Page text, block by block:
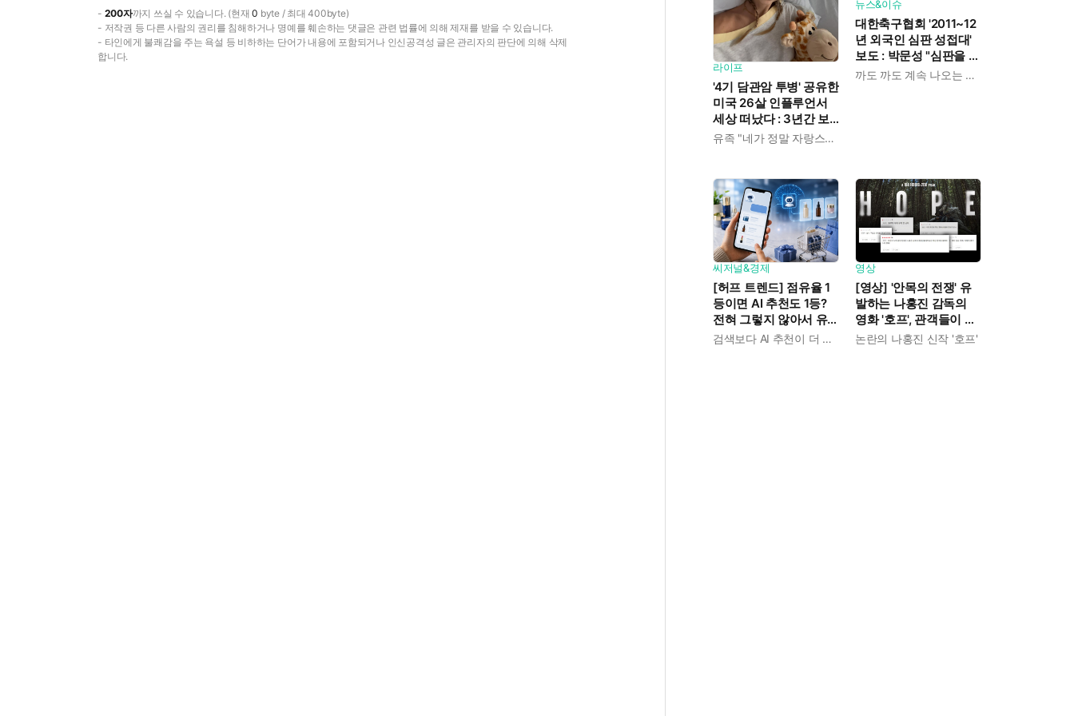
- 200자까지 쓰실 수 있습니다. (현재0 byte / 최대 400byte)
- 저작권 등 다른 사람의 권리를 침해하거나 명예를 훼손하는 댓글은 관련 법률에 의해 제재를 받을 수 있습니다.
- 타인에게 불쾌감을 주는 욕설 등 비하하는 단어가 내용에 포함되거나 인신공격성 글은 관리자의 판단에 의해 삭제
합니다.
라이프
'4기 담관암 투병' 공유한
미국 26살 인플루언서
세상 떠났다 : 3년간 보
여준 희망과 용기
유족 "네가 정말 자랑스럽다"
뉴스&이슈
대한축구협회 '2011~12
년 외국인 심판 성접대'
보도 : 박문성 "심판을 돈
으로 산 거냐, 천박하고까도 까도 계속 나오는 축협
씨저널&경제
[허프 트렌드] 점유율 1
등이면 AI 추천도 1등?
전혀 그렇지 않아서 유
통업계가 '생성형 엔진 검색보다 AI 추천이 더 중요해졌다
영상
[영상] '안목의 전쟁' 유
발하는 나홍진 감독의
영화 '호프', 관객들이 논
쟁하는 이유 뭘까?
논란의 나홍진 신작 '호프'